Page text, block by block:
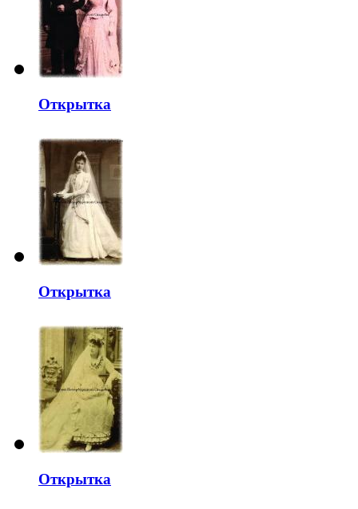
Открытка
Открытка
Открытка